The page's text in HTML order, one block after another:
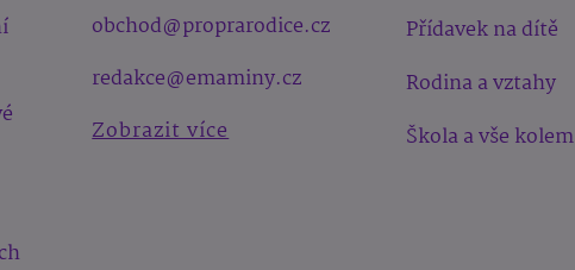
obchod@proprarodice.cz
redakce@emaminy.cz
Zobrazit více
Přídavek na dítě
Rodina a vztahy
Škola a vše kolem